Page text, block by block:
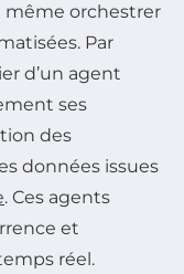
orchestrer
Par
d’un agent
ses
des
données issues
. Ces agents
et
réel.